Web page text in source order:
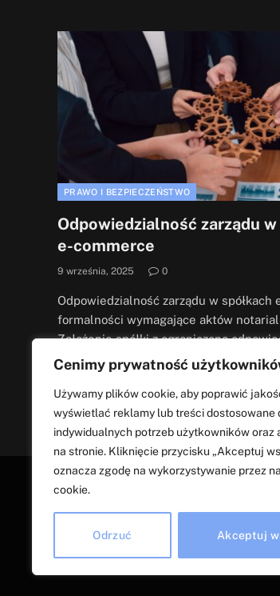
Cenimy prywatność
Używamy plików cookie, aby poprawić
wyświetlać reklamy lub treści dostosowane
indywidualnych potrzeb użytkowników oraz
na stronie. Kliknięcie przycisku „Akceptuj
oznacza zgodę na wykorzystywanie przez
cookie.
Odrzuć Akceptuj
PRAWO I BEZPIECZEŃSTWO
Odpowiedzialność zarządu w
e-commerce
9 września, 2025 0
Odpowiedzialność zarządu w spółkach
formalności wymagające aktów
Założenie spółki z ograniczoną
wydaje się gwarancją bezpieczeństwa